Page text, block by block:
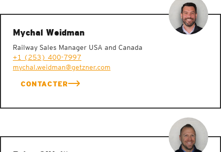
Mychal Weidman
Railway Sales Manager USA and Canada
+1 (253) 400-7997
mychal.weidman@getzner.com
CONTACTER